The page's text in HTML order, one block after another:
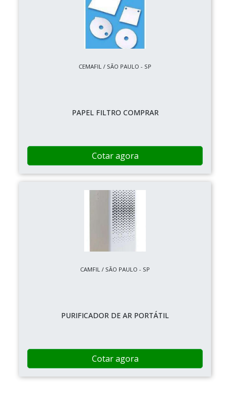
CEMAFIL / SÃO PAULO - SP
PAPEL FILTRO COMPRAR
Cotar agora
CAMFIL / SÃO PAULO - SP
PURIFICADOR DE AR PORTÁTIL
Cotar agora